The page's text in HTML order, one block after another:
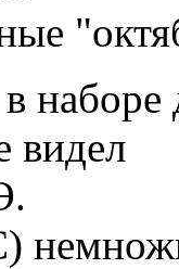
в
видел